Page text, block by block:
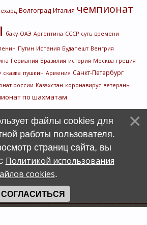
Волгоград Италия чемпионат
баку ОАЭ Аргентина СССР суть времени
Путин Испания Будапешт Венгрия
Германия Бразилия история Москва греция
сказка пушкин Армения Санкт-Петербург
россии Казахстан коронавирус ветераны
по шахматам
файлы cookies для
работы пользователя.
страниц сайта, вы
Политикой использования
cookies.
СОГЛАСИТЬСЯ